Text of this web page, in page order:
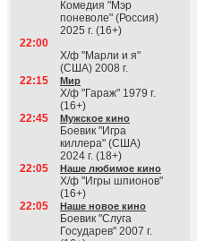
Комедия "Мэр
поневоле" (Россия)
2025 г. (16+)
22:00
Х/ф "Марли и я"
(США) 2008 г.
22:15
Мир
Х/ф "Гараж" 1979 г.
(16+)
22:45
Мужское кино
Боевик "Игра
киллера" (США)
2024 г. (18+)
22:05
Наше любимое кино
Х/ф "Игры шпионов"
(16+)
22:05
Наше новое кино
Боевик "Слуга
Государев" 2007 г.